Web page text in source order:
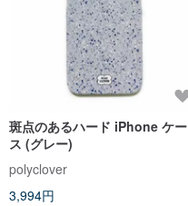
斑点のあるハード iPhone ケー
ス (グレー)
polyclover
3,994円